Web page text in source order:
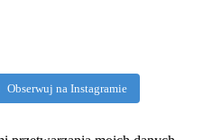
Obserwuj na Instagramie